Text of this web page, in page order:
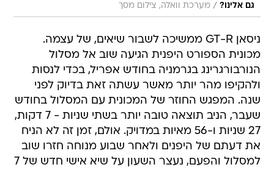
גם אלינו? / מערכת וואלה, צילום מסך
ניסאן GT-R ממשיכה לשבור שיאים, של עצמה.
מכונית הספורט היפנית הגיעה שוב אל מסלול
הנורבורגרינג בגרמניה בחודש אפריל, בכדי לנסות
ולהקיפו מהר יותר מאשר עשתה זאת בדיוק לפני
שנה. המפגש החוזר של המכונית עם המסלול בחודש
שעבר, הניב תוצאה טובה יותר בשתי שניות - 7 דקות,
27 שניות ו-56 מאיות במדויק. אולם, זמן זה לא הניח
את דעתם של היפנים ולאחר שבוע מנוחה חזרו שוב
למסלול והפעם, נעצר השעון על שיא אישי חדש של 7